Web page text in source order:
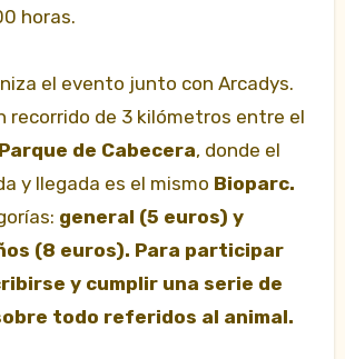
horas.
el evento junto con Arcadys.
recorrido de 3 kilómetros entre el
de Cabecera, donde el
y llegada es el mismo Bioparc.
general (5 euros) y
(8 euros). Para participar
y cumplir una serie de
todo referidos al animal.